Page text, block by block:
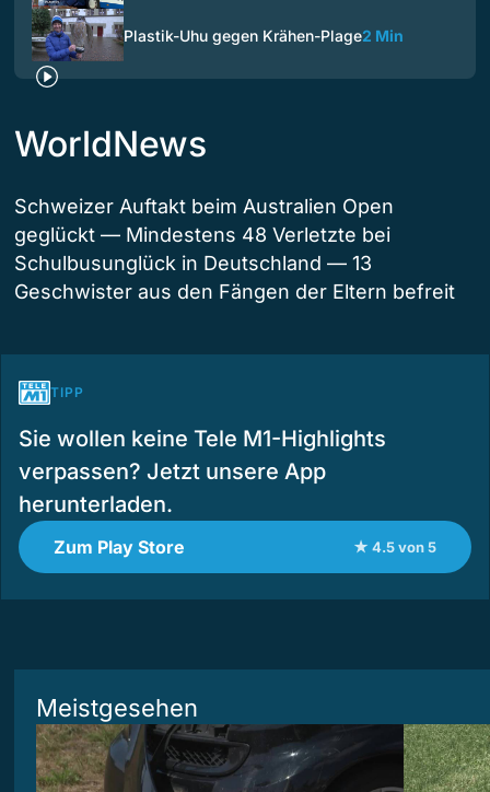
Plastik-Uhu gegen Krähen-Plage2 Min
WorldNews
Schweizer Auftakt beim Australien Open
geglückt — Mindestens 48 Verletzte bei
Schulbusunglück in Deutschland — 13
Geschwister aus den Fängen der Eltern befreit
TIPP
Sie wollen keine Tele M1-Highlights
verpassen? Jetzt unsere App
herunterladen.
Zum Play Store ★ 4.5 von 5
Meistgesehen